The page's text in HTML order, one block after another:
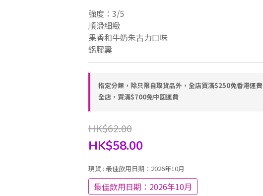
強度：3/5
順滑細緻
果香和牛奶朱古力口味
鋁膠囊
指定分類，除只限自取貨品外，全店買滿$250免香港運費
全店，買滿$700免中國運費
HK$62.00
HK$58.00
現貨 : 最佳飲用日期：2026年10月
最佳飲用日期：2026年10月